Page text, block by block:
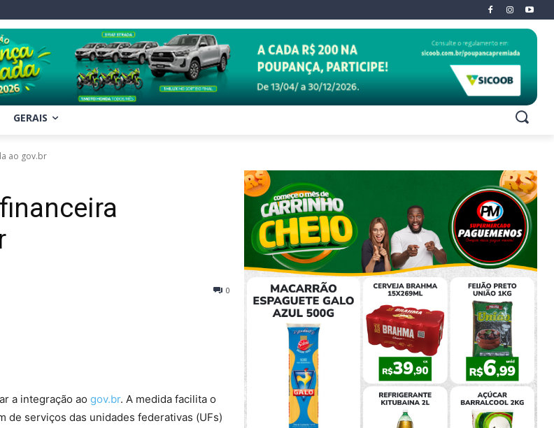
GERAIS
ao gov.br
0
a integração ao gov.br. A medida facilita o
de serviços das unidades federativas (UFs)